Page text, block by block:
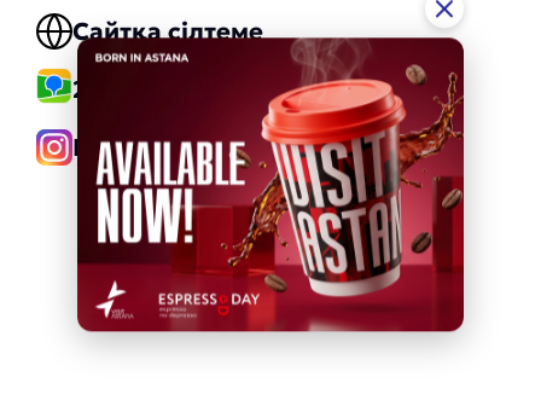
Сайтқа сілтеме
2GIS сілтеме
Instagram